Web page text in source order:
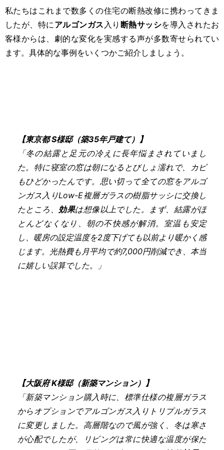
私たちはこれまで数多くの住宅の断熱改修に携わってきま
したが、特に アルゴンガス 入り 断熱サッシを導入されたお
客様からは、劇的な変化を実感する声が多数寄せられてい
ます。具体的な事例をいくつかご紹介しましょう。
【東京都 S様邸（築35年戸建て）】
「冬の結露と足元の冷えに長年悩まされていまし
た。特に寝室の窓は朝になるとびしょ濡れで、カビ
もひどかったんです。思い切って全ての窓をアルゴ
ンガス入りLow-E複層ガラスの樹脂サッシに交換し
たところ、 効果は想像以上でした。まず、結露がほ
とんどなくなり、朝の不快感が解消。室温も安定
し、暖房の設定温度を2度下げても以前より暖かく感
じます。光熱費も月平均で約7,000円削減でき、本当
に嬉しい誤算でした。」
【大阪府 K様邸（新築マンション）】
「新築マンション購入時に、標準仕様の複層ガラス
からオプションでアルゴンガス入りトリプルガラス
に変更しました。高層階なので風が強く、冬は寒さ
が心配でしたが、リビングは常に快適な温度が保た